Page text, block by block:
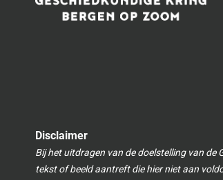
Disclaimer
Bij het uitdragen van de doelstelling van de
tekst of beeld aantreft die hier niet aan